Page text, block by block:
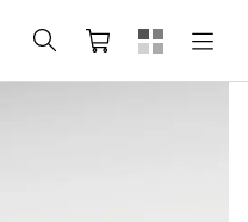
Rechercher
Panier